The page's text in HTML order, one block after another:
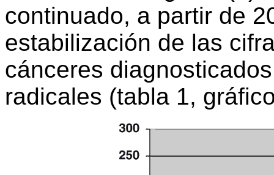
continuado, a partir de
estabilización de las
cánceres
radicales (tabla 1,